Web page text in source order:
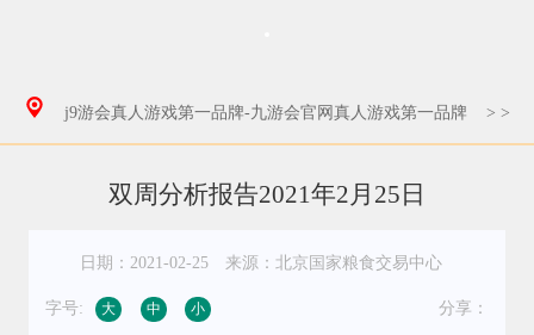
j9游会真人游戏第一品牌-九游会官网真人游戏第一品牌 > >
双周分析报告2021年2月25日
日期：2021-02-25 来源：北京国家粮食交易中心
字号: 大 中 小 分享：